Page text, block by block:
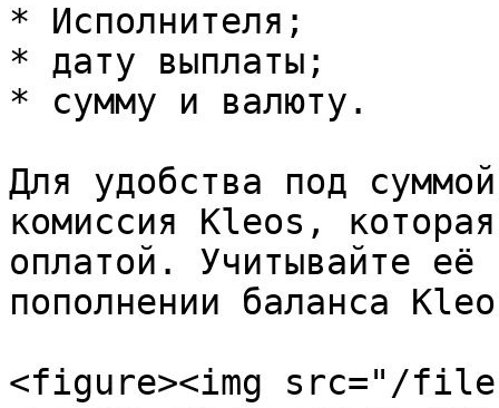
* Исполнителя;
* дату выплаты;
* сумму и валюту.
Для удобства под
комиссия Kleos,
оплатой. Учитывайте её
пополнении баланса
<figure><img src="/files/